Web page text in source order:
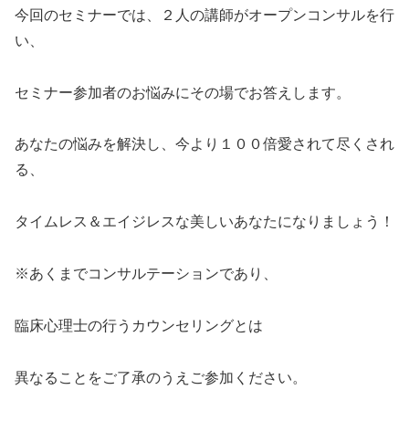
今回のセミナーでは、２人の講師がオープンコンサルを行
い、
セミナー参加者のお悩みにその場でお答えします。
あなたの悩みを解決し、今より１００倍愛されて尽くされ
る、
タイムレス＆エイジレスな美しいあなたになりましょ う！
※あくまでコンサルテーションであり、
臨床心理士の行う カウンセリングとは
異なることをご了承のうえご参加ください。